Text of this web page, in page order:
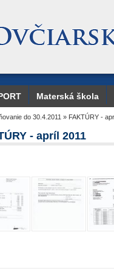
Materská škola
do 30.4.2011 » FAKTÚRY -
- apríl 2011